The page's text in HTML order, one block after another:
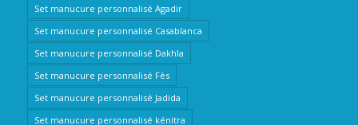
Set manucure personnalisé Agadir
Set manucure personnalisé Casablanca
Set manucure personnalisé Dakhla
Set manucure personnalisé Fès
Set manucure personnalisé Jadida
Set manucure personnalisé kénitra